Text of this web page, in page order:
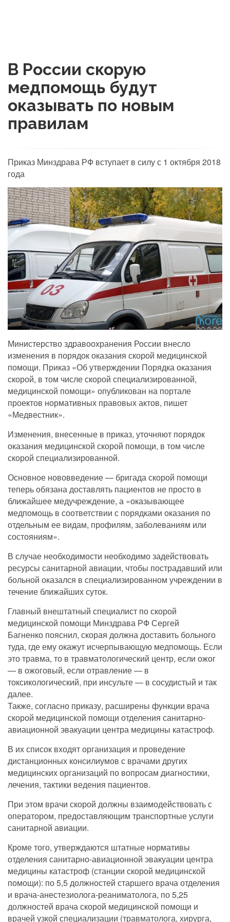
В России скорую
медпомощь будут
оказывать по новым
правилам
Приказ Минздрава РФ вступает в силу с 1 октября 2018
года
Министерство здравоохранения России внесло
изменения в порядок оказания скорой медицинской
помощи. Приказ «Об утверждении Порядка оказания
скорой, ‎в том числе скорой специализированной,
медицинской помощи» опубликован на портале
проектов нормативных правовых актов, пишет
«Медвестник».
Изменения, внесенные в приказ, уточняют порядок
оказания медицинской скорой помощи, в том числе
скорой специализированной.
Основное нововведение — бригада скорой помощи
теперь обязана доставлять пациентов не просто в
ближайшее медучреждение, а «оказывающее
медпомощь в соответствии с порядками оказания по
отдельным ее видам, профилям, заболеваниям или
состояниям».
В случае необходимости необходимо задействовать
ресурсы санитарной авиации, чтобы пострадавший или
больной оказался в специализированном учреждении в
течение ближайших суток.
Главный внештатный специалист по скорой
медицинской помощи Минздрава РФ Сергей
Багненко пояснил, скорая должна доставить больного
туда, где ему окажут исчерпывающую медпомощь. Если
это травма, то в травматологический центр, если ожог
— в ожоговый, если отравление — в
токсикологический, при инсульте — в сосудистый и так
далее.
Также, согласно приказу, расширены функции врача
скорой медицинской помощи отделения санитарно-
авиационной эвакуации центра медицины катастроф.
В их список входят организация и проведение
дистанционных консилиумов с врачами других
медицинских организаций по вопросам диагностики,
лечения, тактики ведения пациентов.
При этом врачи скорой должны взаимодействовать с
оператором, предоставляющим транспортные услуги
санитарной авиации.
Кроме того, утверждаются штатные нормативы
отделения санитарно-авиационной эвакуации центра
медицины катастроф (станции скорой медицинской
помощи): по 5,5 должностей старшего врача отделения
и врача-анестезиолога-реаниматолога, по 5,25
должностей врача скорой медицинской помощи и
врачей узкой специализации (травматолога, хирурга,